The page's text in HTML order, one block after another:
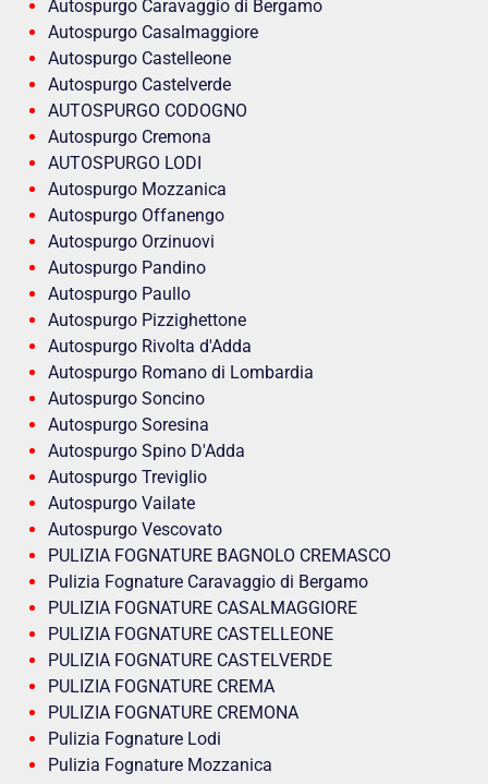
Autospurgo Caravaggio di Bergamo
Autospurgo Casalmaggiore
Autospurgo Castelleone
Autospurgo Castelverde
AUTOSPURGO CODOGNO
Autospurgo Cremona
AUTOSPURGO LODI
Autospurgo Mozzanica
Autospurgo Offanengo
Autospurgo Orzinuovi
Autospurgo Pandino
Autospurgo Paullo
Autospurgo Pizzighettone
Autospurgo Rivolta d'Adda
Autospurgo Romano di Lombardia
Autospurgo Soncino
Autospurgo Soresina
Autospurgo Spino D'Adda
Autospurgo Treviglio
Autospurgo Vailate
Autospurgo Vescovato
PULIZIA FOGNATURE BAGNOLO CREMASCO
Pulizia Fognature Caravaggio di Bergamo
PULIZIA FOGNATURE CASALMAGGIORE
PULIZIA FOGNATURE CASTELLEONE
PULIZIA FOGNATURE CASTELVERDE
PULIZIA FOGNATURE CREMA
PULIZIA FOGNATURE CREMONA
Pulizia Fognature Lodi
Pulizia Fognature Mozzanica